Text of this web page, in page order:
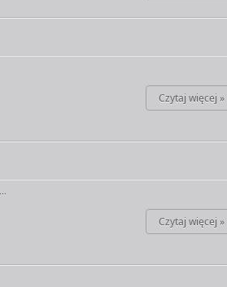
Czytaj więcej »
Czytaj więcej »